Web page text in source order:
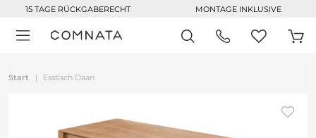
15 TAGE RÜCKGABERECHT MONTAGE INKLUSIVE
Start Esstisch Daan